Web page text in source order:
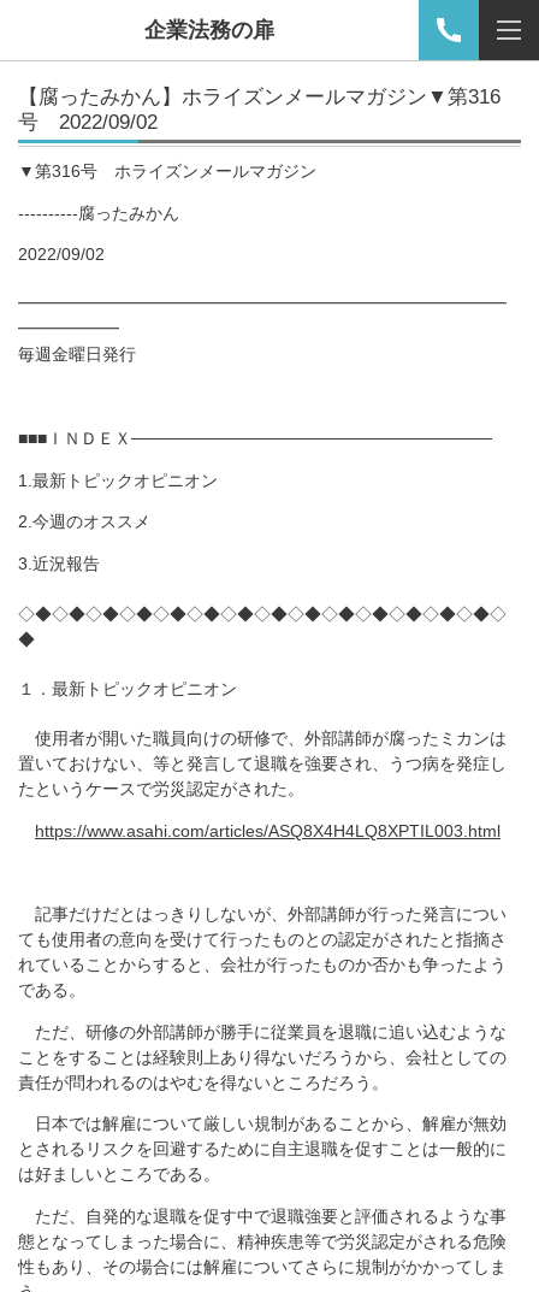
企業法務の扉
【 腐ったみかん 】ホライズンメールマガジン▼第316
号 2022/09/02
▼第316号 ホライズンメールマガジン
----------腐ったみかん
2022/09/02
━━━━━━━━━━━━━━━━━━━━━━━━━━━━━
━━━━━━
毎週金曜日発行
■■■ＩＮＤＥＸ──────────────────────────────
1.最新トピックオピニオン
2.今週のオススメ
3.近況報告
◇◆◇◆◇◆◇◆◇◆◇◆◇◆◇◆◇◆◇◆◇◆◇◆◇◆◇◆◇
◆
１．最新トピックオピニオン
使用者が開いた職員向けの研修で、外部講師が腐ったミカンは
置いておけない、等と発言して退職を強要され、うつ病を発症し
たというケースで労災認定がされた。
https://www.asahi.com/articles/ASQ8X4H4LQ8XPTIL003.html
記事だけだとはっきりしないが、外部講師が行った発言につい
ても使用者の意向を受けて行ったものとの認定がされたと指摘さ
れていることからすると、会社が行ったものか否かも争ったよう
である。
ただ、研修の外部講師が勝手に従業員を退職に追い込むような
ことをすることは経験則上あり得ないだろうから、会社としての
責任が問われるのはやむを得ないところだろう。
日本では解雇について厳しい規制があることから、解雇が無効
とされるリスクを回避するために自主退職を促すことは一般的に
は好ましいところである。
ただ、自発的な退職を促す中で退職強要と評価されるような事
態となってしまった場合に、精神疾患等で労災認定がされる危険
性もあり、その場合には解雇についてさらに規制がかかってしま